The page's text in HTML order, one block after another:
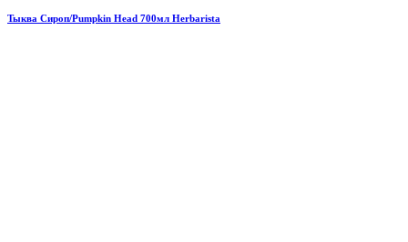
Тыква Сироп/Pumpkin Head 700мл Herbarista